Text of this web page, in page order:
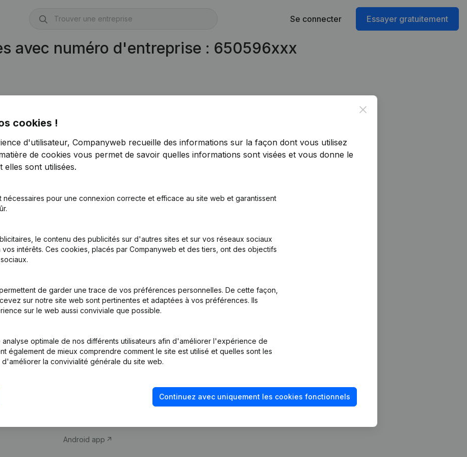
Se connecter Essayer gratuitement
avec numéro d'entreprise : 650596xxx
Close
cookies !
d'utilisateur, Companyweb recueille des informations sur la façon dont vous utilisez
de cookies vous permet de savoir quelles informations sont visées et vous donne le
sont utilisées.
nécessaires pour une connexion correcte et efficace au site web et garantissent
le contenu des publicités sur d'autres sites et sur vos réseaux sociaux
intérêts. Ces cookies, placés par Companyweb et des tiers, ont des objectifs
de garder une trace de vos préférences personnelles. De cette façon,
sur notre site web sont pertinentes et adaptées à vos préférences. Ils
sur le web aussi conviviale que possible.
optimale de nos différents utilisateurs afin d'améliorer l'expérience de
également de mieux comprendre comment le site est utilisé et quelles sont les
la convivialité générale du site web.
Continuez avec uniquement les cookies fonctionnels
Produit
d’entreprise
Monitoring
Android app
fraude
Consulter des comptes annuels
Vérification de la solvabilité